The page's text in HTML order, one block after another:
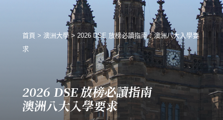
首頁 > 澳洲大學> 2026 DSE 放榜必讀指南：澳洲八大入學要
求
2026 DSE 放榜必讀指南
澳洲八大入學要求